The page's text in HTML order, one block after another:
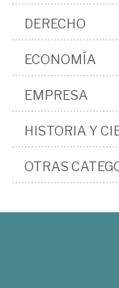
DERECHO
ECONOMÍA
EMPRESA
HISTORIA Y
OTRAS